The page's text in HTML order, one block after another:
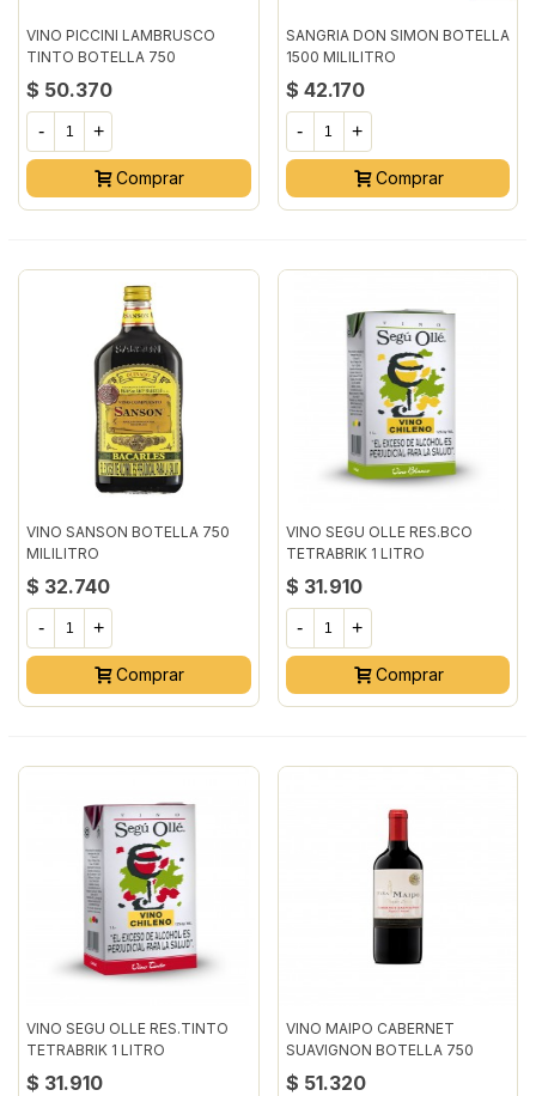
VINO PICCINI LAMBRUSCO
TINTO BOTELLA 750
MILILITRO
$ 50.370
- +
Comprar
SANGRIA DON SIMON BOTELLA
1500 MILILITRO
$ 42.170
- +
Comprar
VINO SANSON BOTELLA 750
MILILITRO
$ 32.740
- +
Comprar
VINO SEGU OLLE RES.BCO
TETRABRIK 1 LITRO
$ 31.910
- +
Comprar
VINO SEGU OLLE RES.TINTO
TETRABRIK 1 LITRO
$ 31.910
VINO MAIPO CABERNET
SUAVIGNON BOTELLA 750
MILILITRO
$ 51.320